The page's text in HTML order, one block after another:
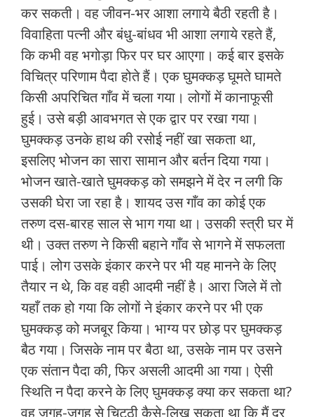
कर सकती। वह जीवन-भर आशा लगाये बैठी रहती है।
विवाहिता पत्‍नी और बंधु-बांधव भी आशा लगाये रहते हैं,
कि कभी वह भगोड़ा फिर पर घर आएगा। कई बार इसके
विचित्र परिणाम पैदा होते हैं। एक घुमक्कड़ घूमते घामते
किसी अपरिचित गाँव में चला गया। लोगों में कानाफूसी
हुई। उसे बड़ी आवभगत से एक द्वार पर रखा गया।
घुमक्कड़ उनके हाथ की रसोई नहीं खा सकता था,
इसलिए भोजन का सारा सामान और बर्तन दिया गया।
भोजन खाते-खाते घुमक्कड़ को समझने में देर न लगी कि
उसकी घेरा जा रहा है। शायद उस गाँव का कोई एक
तरुण दस-बारह साल से भाग गया था। उसकी स्‍त्री घर में
थी। उक्‍त तरुण ने किसी बहाने गाँव से भागने में सफलता
पाई। लोग उसके इंकार करने पर भी यह मानने के लिए
तैयार न थे, कि वह वही आदमी नहीं है। आरा जिले में तो
यहाँ तक हो गया कि लोगों ने इंकार करने पर भी एक
घुमक्कड़ को मजबूर किया। भाग्य पर छोड़ पर घुमक्कड़
बैठ गया। जिसके नाम पर बैठा था, उसके नाम पर उसने
एक संतान पैदा की, फिर असली आदमी आ गया। ऐसी
स्थिति न पैदा करने के लिए घुमक्कड़ क्या कर सकता था?
वह जगह-जगह से चिट्ठी कैसे-लिख सकता था कि मैं दूर